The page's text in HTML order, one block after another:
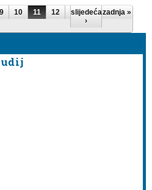
9 10 11 12 13 14
15
slijedeća
›
zadnja »